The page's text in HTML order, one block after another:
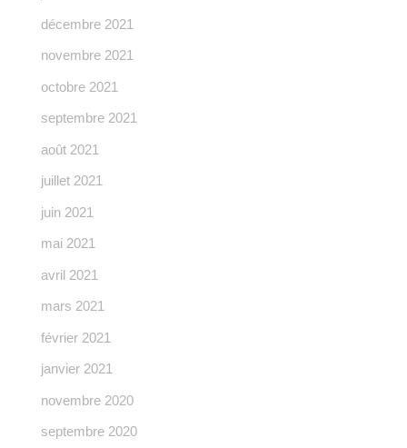
décembre 2021
novembre 2021
octobre 2021
septembre 2021
août 2021
juillet 2021
juin 2021
mai 2021
avril 2021
mars 2021
février 2021
janvier 2021
novembre 2020
septembre 2020